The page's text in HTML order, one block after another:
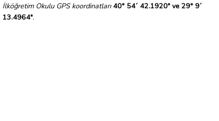
İlköğretim Okulu GPS koordinatları 40° 54´ 42.1920" ve 29° 9´
13.4964".